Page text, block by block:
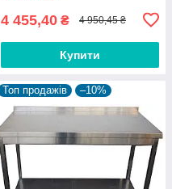
4 455,40 ₴ 4 950,45 ₴
Купити
Топ продажів –10%